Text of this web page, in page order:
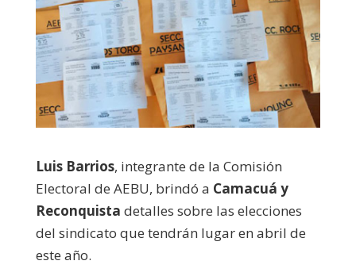
Luis Barrios, integrante de la Comisión
Electoral de AEBU, brindó a Camacuá y
Reconquista detalles sobre las elecciones
del sindicato que tendrán lugar en abril de
este año.